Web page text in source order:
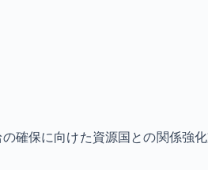
確保に向けた資源国との関係強